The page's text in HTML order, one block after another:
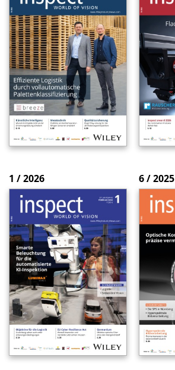
1 / 2026 6 / 2025